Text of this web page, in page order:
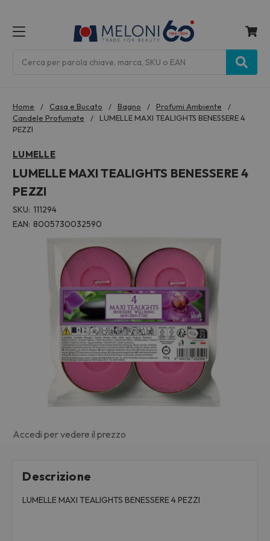
Home Casa e Bucato Bagno
Profumi Ambiente
Candele Profumate
LUMELLE MAXI TEALIGHTS BENESSERE 4
PEZZI
LUMELLE
LUMELLE MAXI TEALIGHTS BENESSERE 4
PEZZI
SKU: 111294
EAN: 8005730032590
Accedi per vedere il prezzo
Descrizione
LUMELLE MAXI TEALIGHTS BENESSERE 4 PEZZI